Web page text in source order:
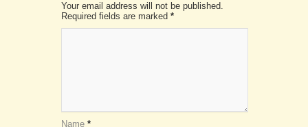
Your email address will not be published.
Required fields are marked *
Name *